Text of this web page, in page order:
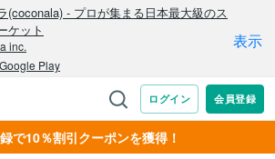
で10％割引クーポンを獲得！